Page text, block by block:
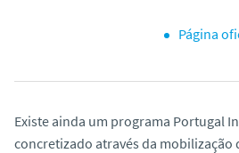
Página
Existe ainda um programa Portugal
concretizado através da mobilização